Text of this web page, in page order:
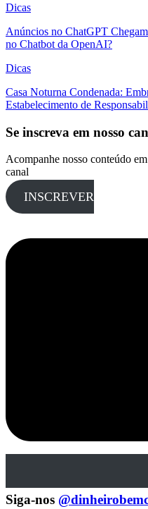
Dicas
Anúncios no ChatGPT
no Chatbot da OpenAI?
Dicas
Casa Noturna Condenada:
Estabelecimento de
Se inscreva em nosso
Acompanhe nosso conteúdo
canal
INSCREVER
Siga-nos